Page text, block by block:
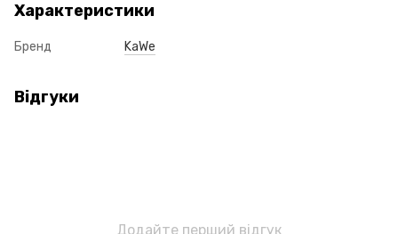
Характеристики
Бренд KaWe
Відгуки
Додайте перший відгук